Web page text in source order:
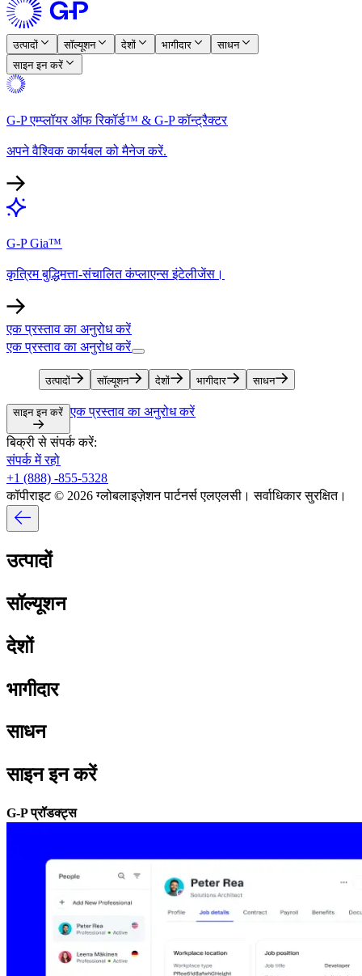
उत्पादों​​ सॉल्यूशन​​ देशों​​ भागीदार​​
साधन​​
साइन इन करें​​
G-P एम्प्लॉयर ऑफ रिकॉर्ड™ & G-P कॉन्ट्रैक्टर​​
अपने वैश्विक कार्यबल को मैनेज करें.​​
G-P Gia™​​
कृत्रिम बुद्धिमत्ता-संचालित कंप्लाएन्स इंटेलीजेंस।​​
एक प्रस्ताव का अनुरोध करें​​
एक प्रस्ताव का अनुरोध करें​​
उत्पादों​​ सॉल्यूशन​​ देशों​​ भागीदार​​ साधन​​
साइन इन करें​​ एक प्रस्ताव का अनुरोध करें​​
बिक्री से संपर्क करें:​​
संपर्क में रहो​​
+1 (888) -855-5328​​
कॉपीराइट © 2026 ग्लोबलाइज़ेशन पार्टनर्स एलएलसी। सर्वाधिकार सुरक्षित।​​
उत्पादों​​
सॉल्यूशन​​
देशों​​
भागीदार​​
साधन​​
साइन इन करें​​
G-P प्रॉडक्ट्स​​